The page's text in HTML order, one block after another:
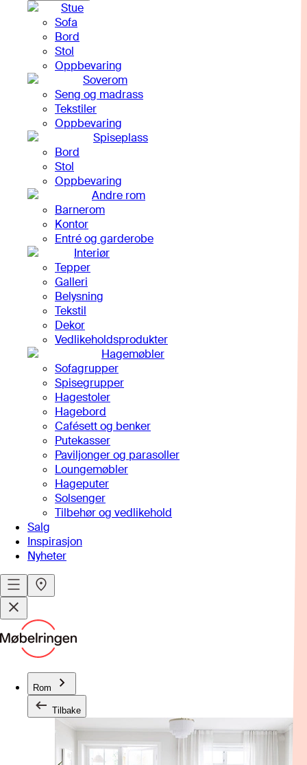
Stue
Sofa
Bord
Stol
Oppbevaring
Soverom
Seng og madrass
Tekstiler
Oppbevaring
Spiseplass
Bord
Stol
Oppbevaring
Andre rom
Barnerom
Kontor
Entré og garderobe
Interiør
Tepper
Galleri
Belysning
Tekstil
Dekor
Vedlikeholdsprodukter
Hagemøbler
Sofagrupper
Spisegrupper
Hagestoler
Hagebord
Cafésett og benker
Putekasser
Paviljonger og parasoller
Loungemøbler
Hageputer
Solsenger
Tilbehør og vedlikehold
Salg
Inspirasjon
Nyheter
Rom
Tilbake